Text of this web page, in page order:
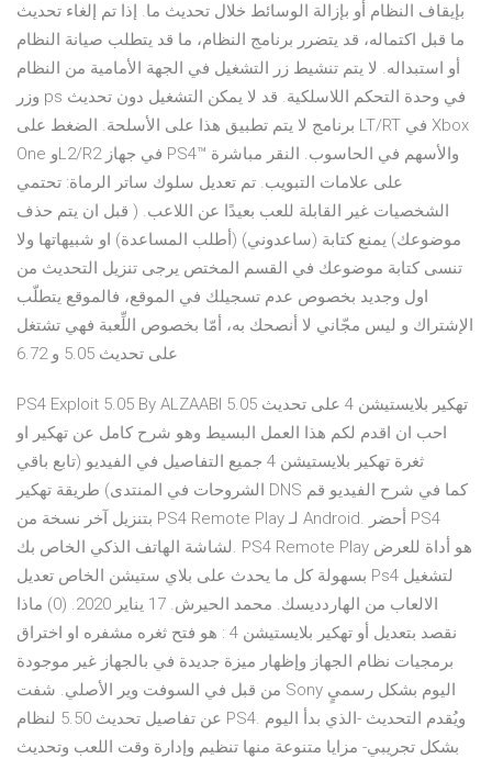
بإيقاف النظام أو بإزالة الوسائط خلال تحديث ما. إذا تم إلغاء تحديث
ما قبل اكتماله، قد يتضرر برنامج النظام، ما قد يتطلب صيانة النظام
أو استبداله. لا يتم تنشيط زر التشغيل في الجهة الأمامية من النظام
وزر ps في وحدة التحكم اللاسلكية. قد لا يمكن التشغيل دون تحديث
برنامج لا يتم تطبيق هذا على الأسلحة. الضغط على LT/RT في Xbox
One وL2/R2 في جهاز PS4™ والأسهم في الحاسوب. النقر مباشرة
على علامات التبويب. تم تعديل سلوك ساتر الرماة: تحتمي
الشخصيات غير القابلة للعب بعيدًا عن اللاعب. ( قبل ان يتم حذف
موضوعك) يمنع كتابة (ساعدوني) (أطلب المساعدة) او شبيهاتها ولا
تنسى كتابة موضوعك في القسم المختص يرجى تنزيل التحديث من
اول وجديد بخصوص عدم تسجيلك في الموقع، فالموقع يتطلّب
الإشتراك و ليس مجّاني لا أنصحك به، أمّا بخصوص اللِّعبة فهي تشتغل
على تحديث 5.05 و 6.72
PS4 Exploit 5.05 By ALZAABI تهكير بلايستيشن 4 على تحديث 5.05
احب ان اقدم لكم هذا العمل البسيط وهو شرح كامل عن تهكير او
ثغرة تهكير بلايستيشن 4 جميع التفاصيل في الفيديو (تابع باقي
الشروحات في المنتدى) طريقة تهكير DNS كما في شرح الفيديو قم
بتنزيل آخر نسخة من PS4 Remote Play لـ Android. أحضر PS4
لشاشة الهاتف الذكي الخاص بك. PS4 Remote Play هو أداة للعرض
بسهولة كل ما يحدث على بلاي ستيشن الخاص تعديل Ps4 لتشغيل
الالعاب من الهاردديسك. محمد الحيرش. 17 يناير 2020. (0) ماذا
نقصد بتعديل أو تهكير بلايستيشن 4 : هو فتح ثغره مشفره او اختراق
برمجيات نظام الجهاز وإظهار ميزة جديدة في بالجهاز غير موجودة
من قبل في السوفت وير الأصلي. شفت Sony اليوم بشكل رسميٍ
عن تفاصيل تحديث 5.50 لنظام PS4. ويُقدم التحديث -الذي بدأ اليوم
بشكل تجريبي- مزايا متنوعة منها تنظيم وإدارة وقت اللعب وتحديث